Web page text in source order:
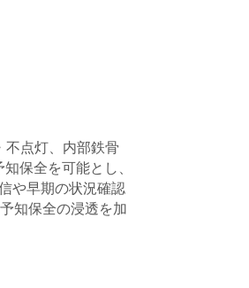
不点灯、内部鉄骨
保全を可能とし、
や早期の状況確認
知保全の浸透を加